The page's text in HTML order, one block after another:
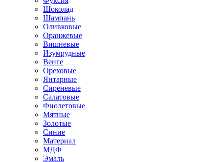
Шоколад
Шампань
Оливковые
Оранжевые
Вишневые
Изумрудные
Венге
Ореховые
Янтарные
Сиреневые
Салатовые
Фиолетовые
Мятные
Золотые
Синие
Материал
МДФ
Эмаль